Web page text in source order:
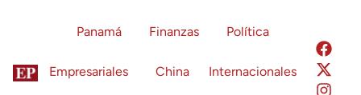
Panamá Finanzas Política
Empresariales China Internacionales